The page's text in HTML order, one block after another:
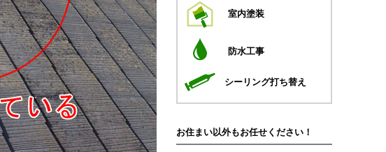
室内塗装
防水工事
シーリング打ち替え
お住まい以外もお任せください！